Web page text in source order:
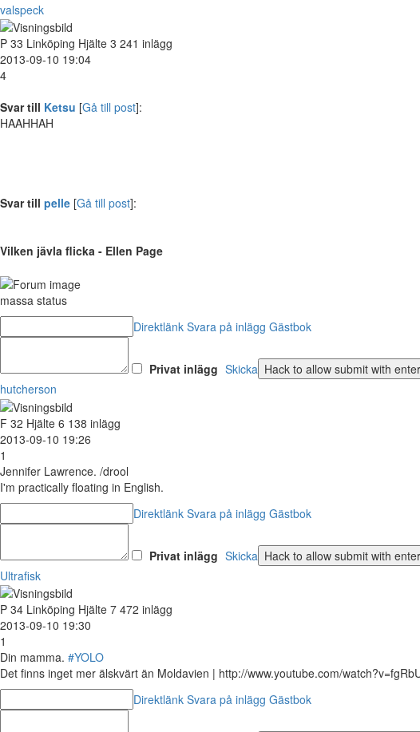
valspeck
P 33 Linköping Hjälte 3 241 inlägg
2013-09-10 19:04
4
Svar till Ketsu [Gå till post]:
HAAHHAH
Svar till pelle [Gå till post]:
Vilken jävla flicka - Ellen Page
massa status
Direktlänk Svara på inlägg Gästbok
Privat inlägg Skicka
hutcherson
F 32 Hjälte 6 138 inlägg
2013-09-10 19:26
1
Jennifer Lawrence. /drool
I'm practically floating in English.
Direktlänk Svara på inlägg Gästbok
Privat inlägg Skicka
Ultrafisk
P 34 Linköping Hjälte 7 472 inlägg
2013-09-10 19:30
1
Din mamma. #YOLO
Det finns inget mer älskvärt än Moldavien | http://www.youtube.com/
Direktlänk Svara på inlägg Gästbok